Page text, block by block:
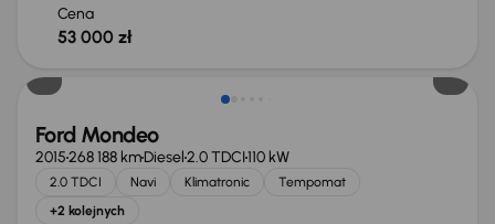
Cena
53 000 zł
Taniej o 1 000 zł
Ford Mondeo
2015268 188 kmDiesel2.0 TDCI110 kW
2.0 TDCI Navi Klimatronic
Tempomat
+2 kolejnych